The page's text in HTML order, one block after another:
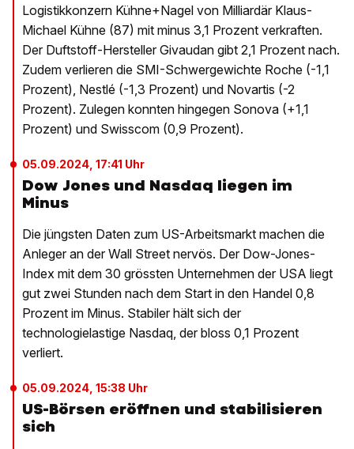
Logistikkonzern Kühne+Nagel von Milliardär Klaus-
Michael Kühne (87) mit minus 3,1 Prozent verkraften.
Der Duftstoff-Hersteller Givaudan gibt 2,1 Prozent nach.
Zudem verlieren die SMI-Schwergewichte Roche (-1,1
Prozent), Nestlé (-1,3 Prozent) und Novartis (-2
Prozent). Zulegen konnten hingegen Sonova (+1,1
Prozent) und Swisscom (0,9 Prozent).
05.09.2024, 17:41 Uhr
Dow Jones und Nasdaq liegen im
Minus
Die jüngsten Daten zum US-Arbeitsmarkt machen die
Anleger an der Wall Street nervös. Der Dow-Jones-
Index mit dem 30 grössten Unternehmen der USA liegt
gut zwei Stunden nach dem Start in den Handel 0,8
Prozent im Minus. Stabiler hält sich der
technologielastige Nasdaq, der bloss 0,1 Prozent
verliert.
05.09.2024, 15:38 Uhr
US-Börsen eröffnen und stabilisieren
sich